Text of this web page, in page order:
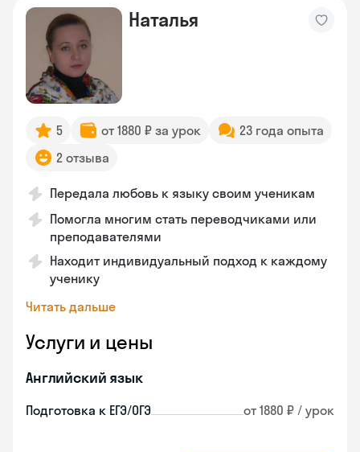
Наталья
5 от 1880 ₽ за урок
23 года опыта
2 отзыва
Передала любовь к языку своим ученикам
Помогла многим стать переводчиками или
преподавателями
Находит индивидуальный подход к каждому
ученику
Читать дальше
Услуги и цены
Английский язык
Подготовка к ЕГЭ/ОГЭ от 1880 ₽ / урок